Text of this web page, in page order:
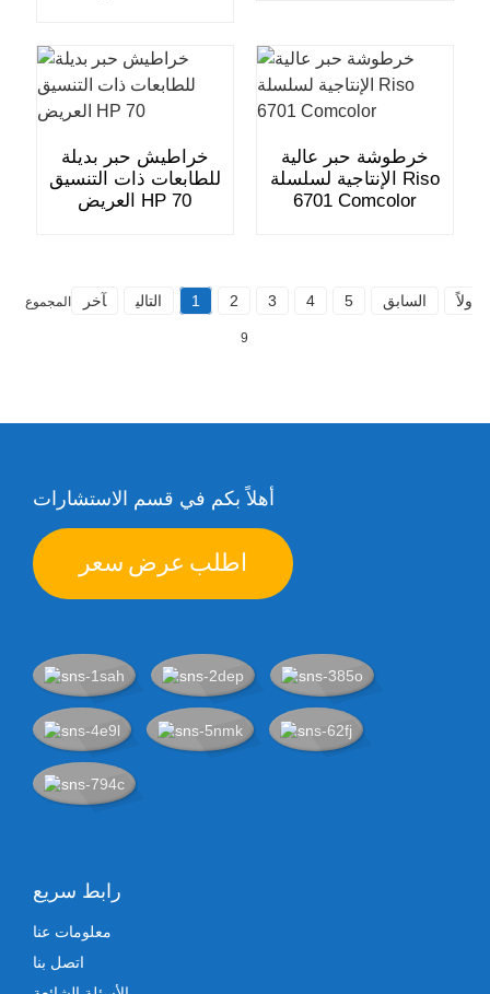
خراطيش حبر بديلة
للطابعات ذات التنسيق
العريض HP 70
خرطوشة حبر عالية
الإنتاجية لسلسلة Riso
6701 Comcolor
أولاً السابق 1 2 3 4 5 التالي آخر المجموع
9
أهلاً بكم في قسم الاستشارات
اطلب عرض سعر
رابط سريع
معلومات عنا
اتصل بنا